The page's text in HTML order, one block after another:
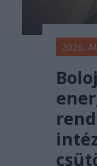
2026.